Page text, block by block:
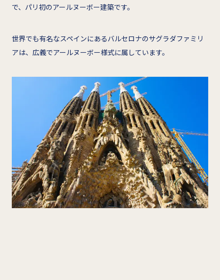
で、パリ初のアールヌーボー建築です。
世界でも有名なスペインにあるバルセロナのサグラダファミリ
アは、広義でアールヌーボー様式に属しています。